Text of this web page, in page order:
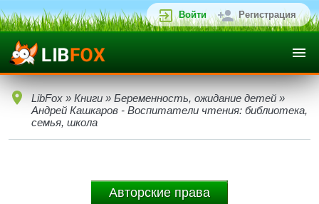
Войти Регистрация
LibFox » Книги » Беременность, ожидание детей »
Андрей Кашкаров - Воспитатели чтения: библиотека,
семья, школа
Авторские права